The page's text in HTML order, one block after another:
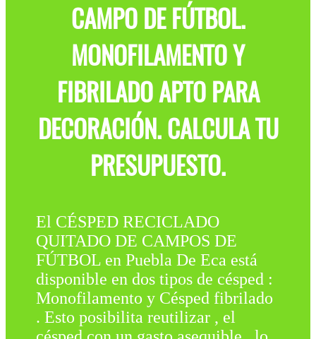
CAMPO DE FÚTBOL.
MONOFILAMENTO Y
FIBRILADO APTO PARA
DECORACIÓN. CALCULA TU
PRESUPUESTO.
El CÉSPED RECICLADO
QUITADO DE CAMPOS DE
FÚTBOL en Puebla De Eca está
disponible en dos tipos de césped :
Monofilamento y Césped fibrilado
. Esto posibilita reutilizar , el